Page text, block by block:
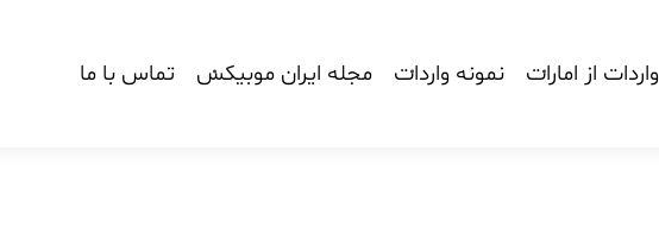
واردات از امارات نمونه واردات مجله ایران موبیکس تماس با ما